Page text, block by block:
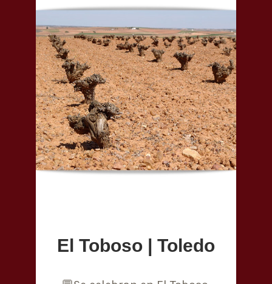
El Toboso | Toledo